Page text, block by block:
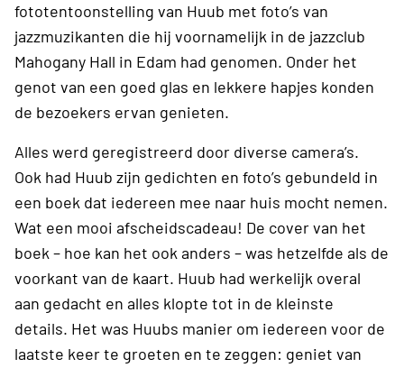
fototentoonstelling van Huub met foto’s van
jazzmuzikanten die hij voornamelijk in de jazzclub
Mahogany Hall in Edam had genomen. Onder het
genot van een goed glas en lekkere hapjes konden
de bezoekers ervan genieten.
Alles werd geregistreerd door diverse camera’s.
Ook had Huub zijn gedichten en foto’s gebundeld in
een boek dat iedereen mee naar huis mocht nemen.
Wat een mooi afscheidscadeau! De cover van het
boek – hoe kan het ook anders – was hetzelfde als de
voorkant van de kaart. Huub had werkelijk overal
aan gedacht en alles klopte tot in de kleinste
details. Het was Huubs manier om iedereen voor de
laatste keer te groeten en te zeggen: geniet van